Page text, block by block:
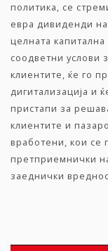
политика, се
евра дивиденди на
целната
соодветни услови
клиентите, ќе го
дигитализација и
пристапи за
клиентите и
вработени, кои се
претприемнички
заеднички